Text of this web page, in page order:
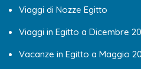
Viaggi di Nozze Egitto
Viaggi in Egitto a Dicembre
Vacanze in Egitto a Maggio